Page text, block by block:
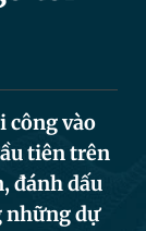
công vào
tiên trên
đánh dấu
những dự